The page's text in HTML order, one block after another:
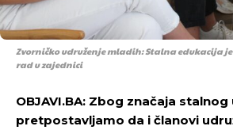
Zvorničko udruženje mladih: Stalna edukacija
rad u zajednici
OBJAVI.BA: Zbog značaja stalnog
pretpostavljamo da i članovi